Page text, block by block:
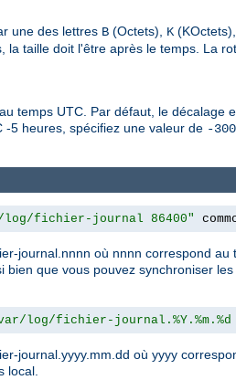
une des lettres B (Octets), K (KOctets),
la taille doit l'être après le temps. La
temps UTC. Par défaut, le
-5 heures, spécifiez une valeur de -300
fichier-journal 86400"
journal.nnnn où nnnn correspond
que vous pouvez synchroniser
fichier-journal.%Y.%m.%d
journal.yyyy.mm.dd où yyyy
local.